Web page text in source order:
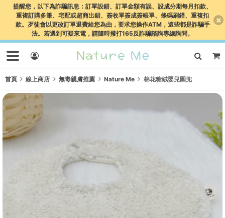
提醒您，以下為詐騙訊息：訂單設錯、訂單金額有誤、設成分期每月扣款、
重複訂購多筆、宅配或超商出錯、簽收單簽成簽帳單、條碼刷錯、重複扣
款。歹徒會以更改訂單退費給您為由，要求您操作ATM，這些都是詐騙手
法。若遇到可疑來電，請隨時撥打165反詐騙諮詢專線詢問。
首頁 線上商店 無毒親膚推薦 Nature Me 棉花糖絨嬰兒圍兜